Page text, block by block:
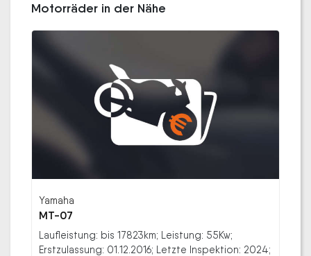
Motorräder in der Nähe
Yamaha
MT-07
Laufleistung: bis 17823km; Leistung: 55Kw;
Erstzulassung: 01.12.2016; Letzte Inspektion: 2024;